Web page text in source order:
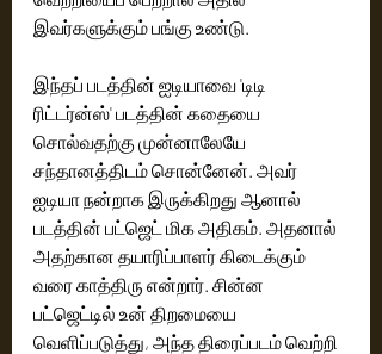
இவர்களுக்கும் பங்கு உண்டு.
இந்தப் படத்தின் ஐடியாவை 'டிடி
ரிட்டர்ன்ஸ்' படத்தின் கதையை
சொல்வதற்கு முன்னாலேயே
சந்தானத்திடம் சொன்னேன். அவர்
ஐடியா நன்றாக இருக்கிறது ஆனால்
படத்தின் பட்ஜெட் மிக அதிகம். அதனால்
அதற்கான தயாரிப்பாளர் கிடைக்கும்
வரை காத்திரு என்றார். சின்ன
பட்ஜெட்டில் உன் திறமையை
வெளிப்படுத்து, அந்த திரைப்படம் வெற்றி